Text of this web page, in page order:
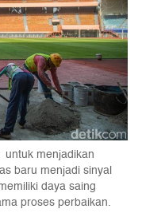
untuk menjadikan
baru menjadi sinyal
daya saing
proses perbaikan.